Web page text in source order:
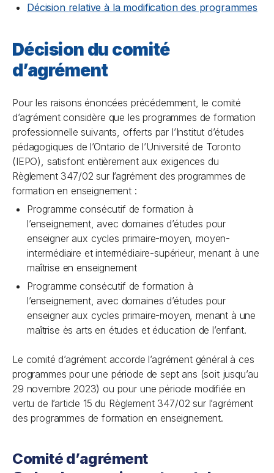
Décision relative à la modification des programmes
Décision du comité
d’agrément
Pour les raisons énoncées précédemment, le comité
d’agrément considère que les programmes de formation
professionnelle suivants, offerts par l’Institut d’études
pédagogiques de l’Ontario de l’Université de Toronto
(IEPO), satisfont entièrement aux exigences du
Règlement 347/02 sur l’agrément des programmes de
formation en enseignement :
Programme consécutif de formation à
l’enseignement, avec domaines d’études pour
enseigner aux cycles primaire-moyen, moyen-
intermédiaire et intermédiaire-supérieur, menant à une
maîtrise en enseignement
Programme consécutif de formation à
l’enseignement, avec domaines d’études pour
enseigner aux cycles primaire-moyen, menant à une
maîtrise ès arts en études et éducation de l’enfant.
Le comité d’agrément accorde l’agrément général à ces
programmes pour une période de sept ans (soit jusqu’au
29 novembre 2023) ou pour une période modifiée en
vertu de l’article 15 du Règlement 347/02 sur l’agrément
des programmes de formation en enseignement.
Comité d’agrément